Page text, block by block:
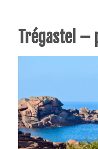
Trégastel –